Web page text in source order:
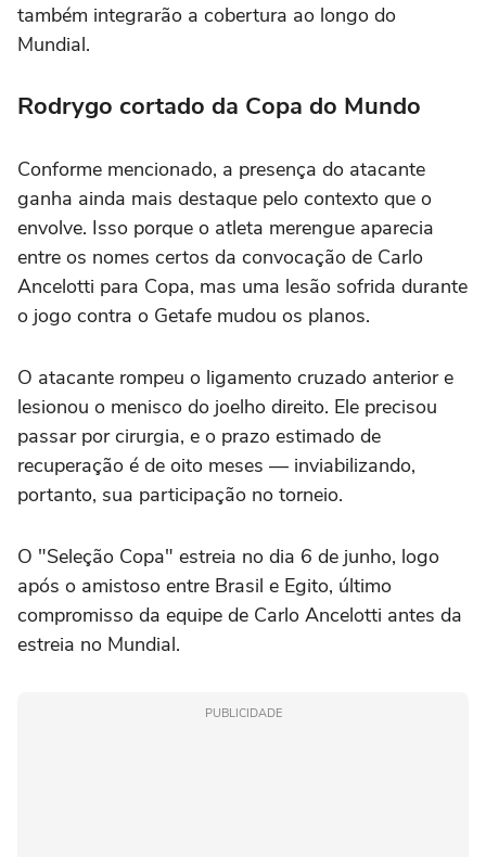
também integrarão a cobertura ao longo do
Mundial.
Rodrygo cortado da Copa do Mundo
Conforme mencionado, a presença do atacante
ganha ainda mais destaque pelo contexto que o
envolve. Isso porque o atleta merengue aparecia
entre os nomes certos da convocação de Carlo
Ancelotti para Copa, mas uma lesão sofrida durante
o jogo contra o Getafe mudou os planos.
O atacante rompeu o ligamento cruzado anterior e
lesionou o menisco do joelho direito. Ele precisou
passar por cirurgia, e o prazo estimado de
recuperação é de oito meses — inviabilizando,
portanto, sua participação no torneio.
O "Seleção Copa" estreia no dia 6 de junho, logo
após o amistoso entre Brasil e Egito, último
compromisso da equipe de Carlo Ancelotti antes da
estreia no Mundial.
PUBLICIDADE